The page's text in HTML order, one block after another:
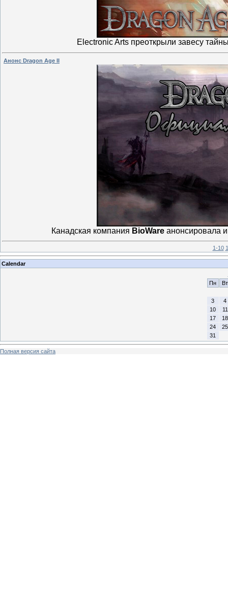
Electronic Arts преоткрыли завесу
Анонс Dragon Age II
Канадская компания BioWare анонсировала
1-10
Calendar
Пн
Вт
3
4
10
11
17
18
24
25
31
Полная версия сайта